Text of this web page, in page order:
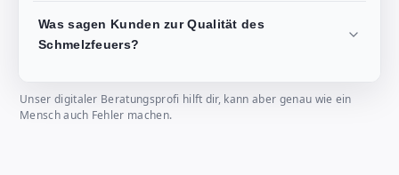
Was sagen Kunden zur Qualität des
Schmelzfeuers?
Unser digitaler Beratungsprofi hilft dir, kann aber genau wie ein
Mensch auch Fehler machen.